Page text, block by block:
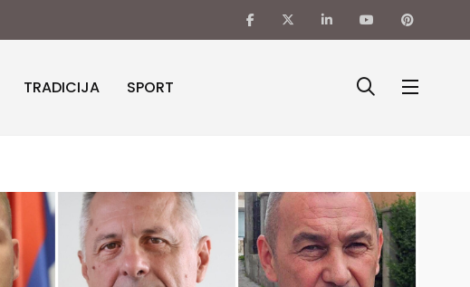
TRADICIJA SPORT